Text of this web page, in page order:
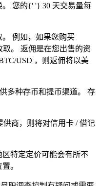
。 您的{' '} 30 天交易量每
例如，如果您购买
取。 返佣是在您出售的资
USD ，则返佣将以美
多种存币和提币渠道。 存
供商，则将对信用卡 / 借记
区特定定价可能会有所不
。